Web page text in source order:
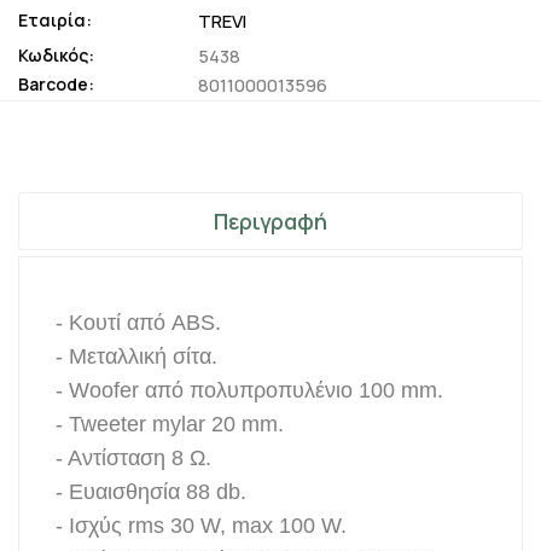
Εταιρία: TREVI
Κωδικός: 5438
Barcode: 8011000013596
Περιγραφή
- Κουτί από ABS.
- Μεταλλική σίτα.
- Woofer από πολυπροπυλένιο 100 mm.
- Tweeter mylar 20 mm.
- Αντίσταση 8 Ω.
- Ευαισθησία 88 db.
- Ισχύς rms 30 W, max 100 W.